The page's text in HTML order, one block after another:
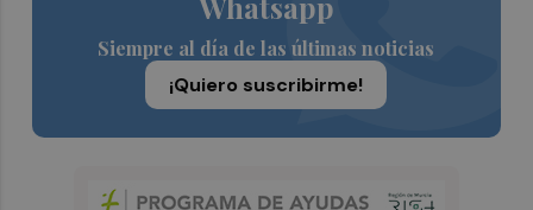
Siempre al día de las últimas noticias
¡Quiero suscribirme!